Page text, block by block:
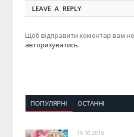
LEAVE A REPLY
Щоб відправити коментар вам
авторизуватись.
ПОПУЛЯРНІ ОСТАННІ
19.10.2016